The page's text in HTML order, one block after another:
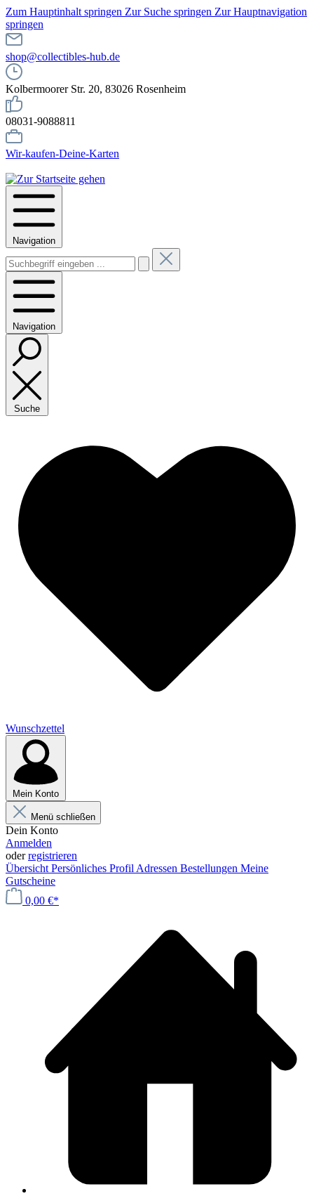
Zum Hauptinhalt springen Zur Suche springen Zur Hauptnavigation
springen
shop@collectibles-hub.de
Kolbermoorer Str. 20, 83026 Rosenheim
08031-9088811
Wir-kaufen-Deine-Karten
Navigation
Navigation
Suche
Wunschzettel
Mein Konto
Menü schließen
Dein Konto
Anmelden
oderregistrieren
Übersicht Persönliches Profil Adressen Bestellungen Meine
Gutscheine
0,00 €*